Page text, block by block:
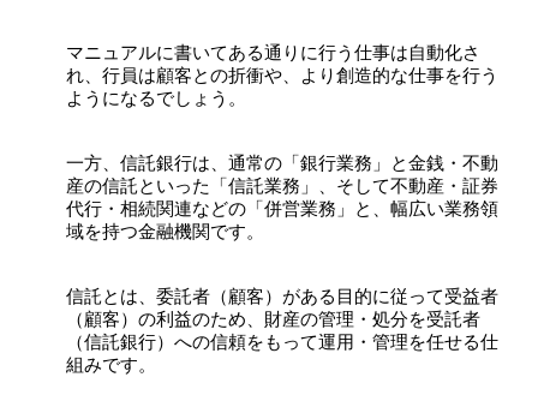
マニュアルに書いてある通りに行う仕事は自動化さ
れ、行員は顧客との折衝や、より創造的な仕事を行う
ようになるでしょう。
一方、信託銀行は、通常の「銀行業務」と金銭・不動
産の信託といった「信託業務」、そして不動産・証券
代行・相続関連などの「併営業務」と、幅広い業務領
域を持つ金融機関です。
信託とは、委託者（顧客）がある目的に従って受益者
（顧客）の利益のため、財産の管理・処分を受託者
（信託銀行）への信頼をもって運用・管理を任せる仕
組みです。